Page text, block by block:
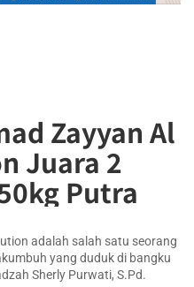
Zayyan Al
Juara 2
Putra
adalah salah satu seorang
yang duduk di bangku
Sherly Purwati, S.Pd.